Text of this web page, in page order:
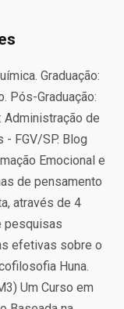
Graduação:
Pós-Graduação:
Administração de
- FGV/SP. Blog
Emocional e
de pensamento
através de 4
pesquisas
efetivas sobre o
Huna.
Um Curso em